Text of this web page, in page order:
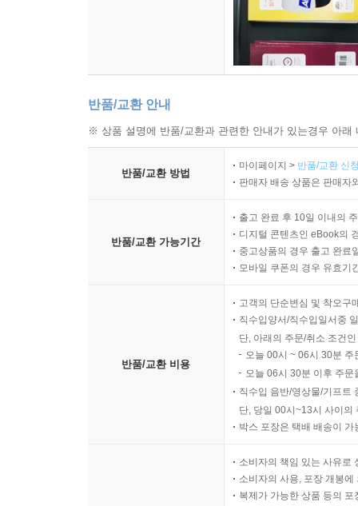
반품/교환 안내
※ 상품 설명에 반품/교환과 관련한 안내가 있는경우 아
반품/교환 방법
마이페이지 > 반품/교환 신
판매자 배송 상품은 판매자
반품/교환 가능기간
출고 완료 후 10일 이내의
디지털 콘텐츠인 eBook의
중고상품의 경우 출고 완료
모바일 쿠폰의 경우 유효기
반품/교환 비용
고객의 단순변심 및 착오구
직수입양서/직수입일서중
단, 아래의 주문/취소 조건
오늘 00시 ~ 06시 30분
오늘 06시 30분 이후 주
직수입 음반/영상물/기프트
단, 당일 00시~13시 사이의
박스 포장은 택배 배송이
소비자의 책임 있는 사유로
소비자의 사용, 포장 개봉
복제가 가능한 상품 등의